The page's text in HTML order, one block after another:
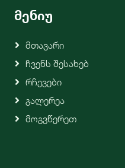
მენიუ
Მთავარი
Ჩვენს Შესახებ
Რჩევები
Გალერეა
Მოგვწერეთ